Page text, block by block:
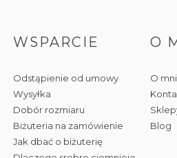
WSPARCIE
Odstąpienie od umowy
Wysyłka
Dobór rozmiaru
Biżuteria na zamówienie
Jak dbać o biżuterię
O
O
Blog